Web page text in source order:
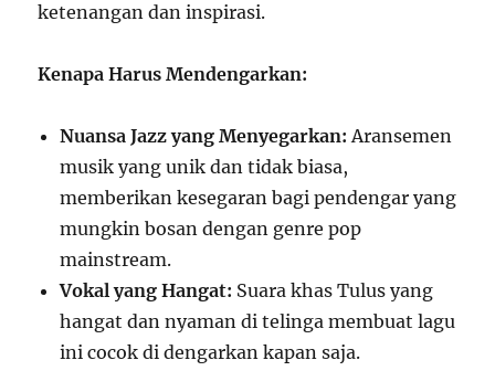
ketenangan dan inspirasi.
Kenapa Harus Mendengarkan:
Nuansa Jazz yang Menyegarkan: Aransemen
musik yang unik dan tidak biasa,
memberikan kesegaran bagi pendengar yang
mungkin bosan dengan genre pop
mainstream.
Vokal yang Hangat: Suara khas Tulus yang
hangat dan nyaman di telinga membuat lagu
ini cocok di dengarkan kapan saja.